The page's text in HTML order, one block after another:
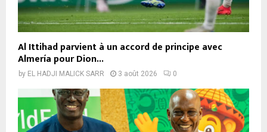
Al Ittihad parvient à un accord de principe avec
Almería pour Dion...
by EL HADJI MALICK SARR 3 août 2026 0